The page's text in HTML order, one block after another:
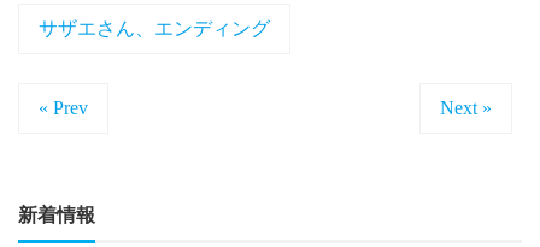
サザエさん、エンディング
« Prev Next »
新着情報